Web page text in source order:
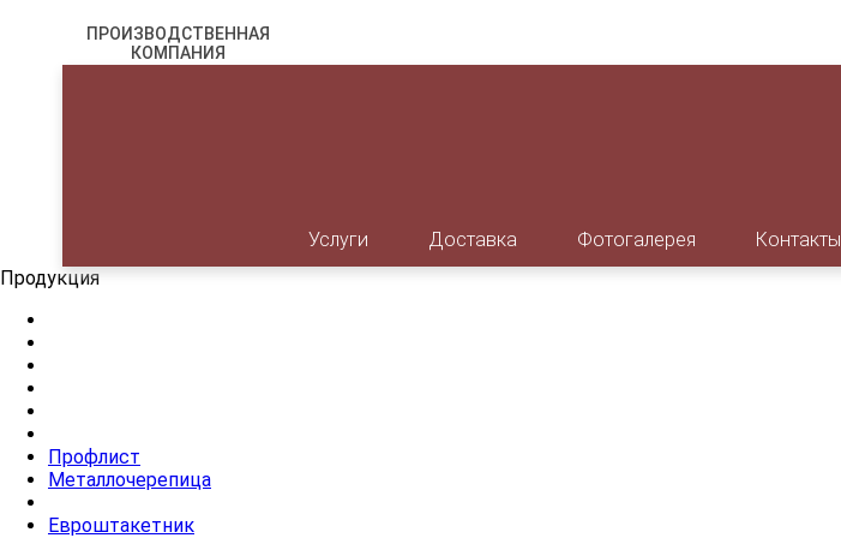
ПРОИЗВОДСТВЕННАЯ
КОМПАНИЯ
Услуги Доставка Фотогалерея Контакты
Продукция
Профлист
Металлочерепица
Евроштакетник